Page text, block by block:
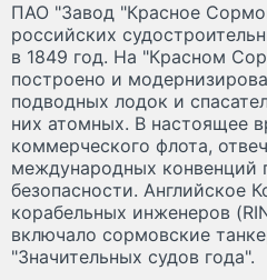
ПАО "Завод "Красное
российских
в 1849 год. На "Красном
построено и
подводных лодок и
них атомных. В настоящее
коммерческого флота,
международных конвенций
безопасности. Английское
корабельных инженеров
включало сормовские
"Значительных судов года".